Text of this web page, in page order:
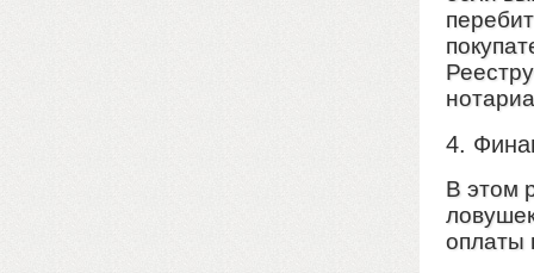
4.
В этом
оплаты